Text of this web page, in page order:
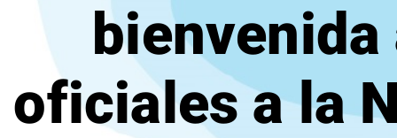
oficiales a la